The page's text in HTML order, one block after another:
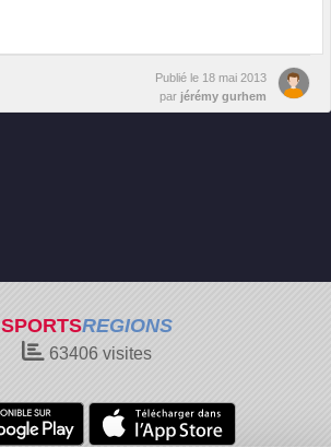
Publié le 18 mai 2013
par jérémy gurhem
SPORTSREGIONS
63406visites